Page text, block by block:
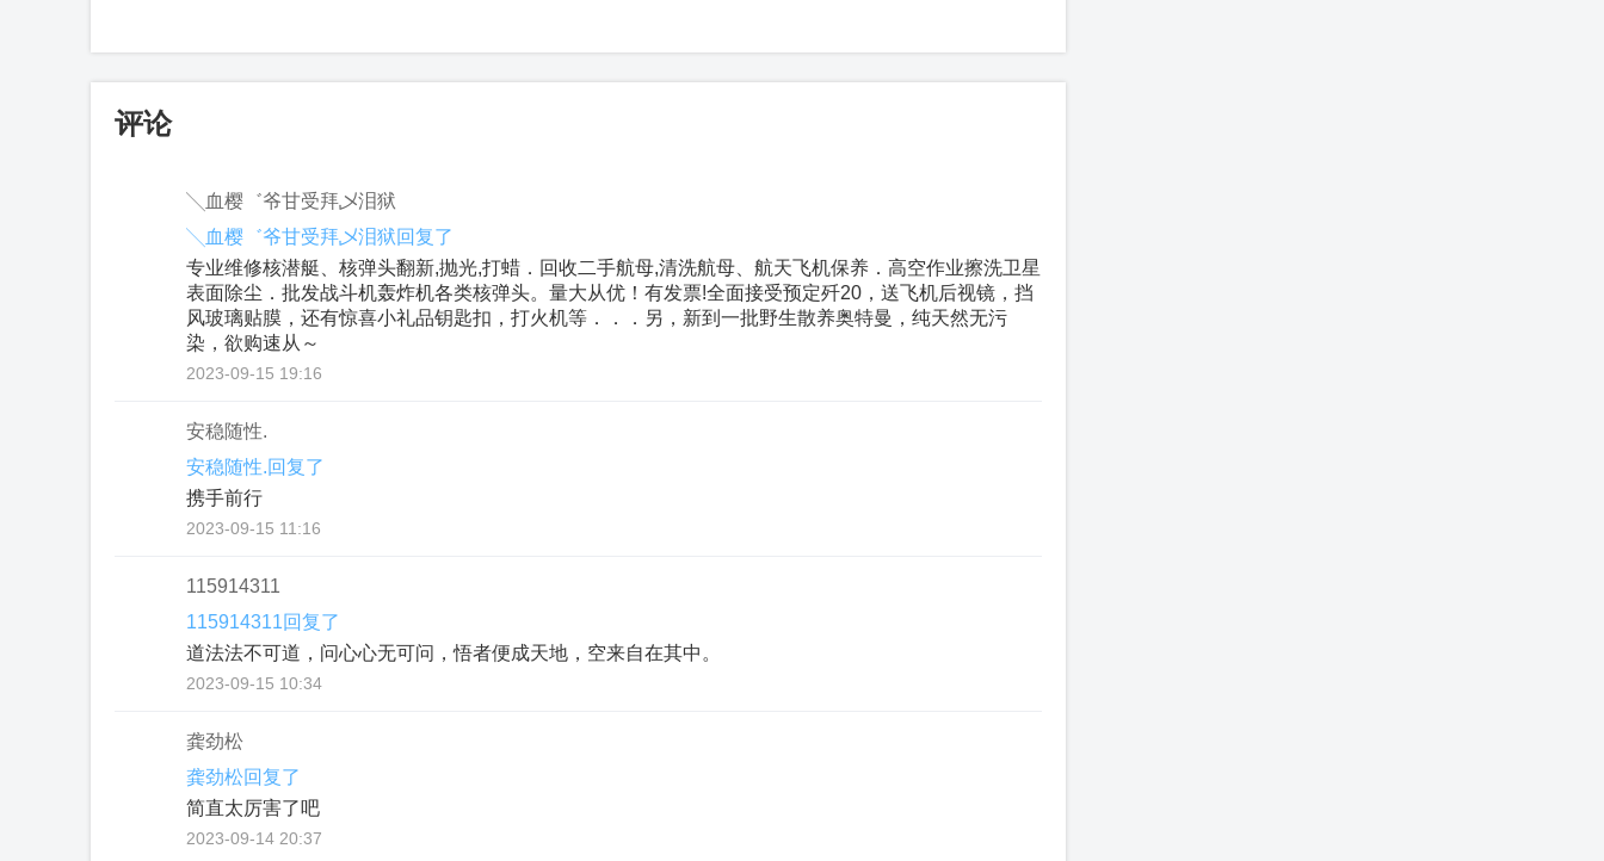
评论
╲血樱゛爷甘受拜乄泪狱
╲血樱゛爷甘受拜乄泪狱回复了
专业维修核潜艇、核弹头翻新,抛光,打蜡．回收二手航母,清洗航母、航天飞机保养．高空作业擦洗卫星
表面除尘．批发战斗机轰炸机各类核弹头。量大从优！有发票!全面接受预定歼20，送飞机后视镜，挡
风玻璃贴膜，还有惊喜小礼品钥匙扣，打火机等．．．另，新到一批野生散养奥特曼，纯天然无污
染，欲购速从～
2023-09-15 19:16
安稳随性.
安稳随性.回复了
携手前行
2023-09-15 11:16
115914311
115914311回复了
道法法不可道，问心心无可问，悟者便成天地，空来自在其中。
2023-09-15 10:34
龚劲松
龚劲松回复了
简直太厉害了吧
2023-09-14 20:37